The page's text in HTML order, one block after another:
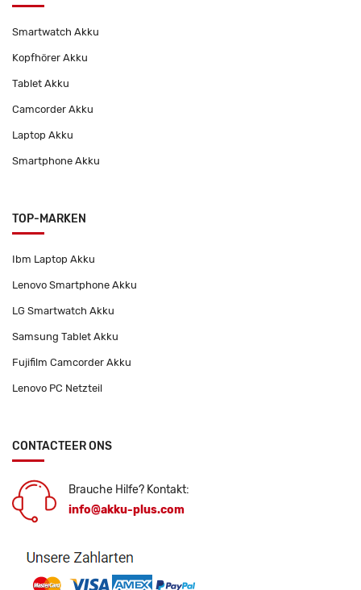
Smartwatch Akku
Kopfhörer Akku
Tablet Akku
Camcorder Akku
Laptop Akku
Smartphone Akku
TOP-MARKEN
Ibm Laptop Akku
Lenovo Smartphone Akku
LG Smartwatch Akku
Samsung Tablet Akku
Fujifilm Camcorder Akku
Lenovo PC Netzteil
CONTACTEER ONS
Brauche Hilfe? Kontakt:
info@akku-plus.com